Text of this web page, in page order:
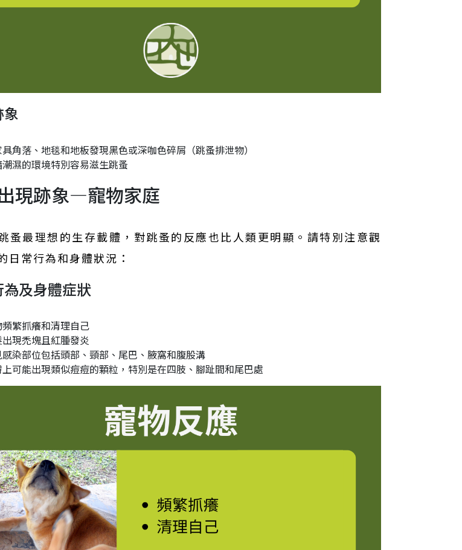
角落、地毯和地板發現黑色或深咖色碎屑（跳蚤排泄物）
潮濕的環境特別容易滋生跳蚤
現跡象—寵物家庭
蚤最理想的生存載體，對跳蚤的反應也比人類更明顯。請特別注意觀
日常行為和身體狀況：
及身體症狀
頻繁抓癢和清理自己
現禿塊且紅腫發炎
感染部位包括頭部、頸部、尾巴、腋窩和腹股溝
上可能出現類似痘痘的顆粒，特別是在四肢、腳趾間和尾巴處